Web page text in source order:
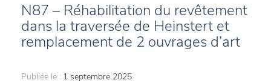
N87 – Réhabilitation du revêtement
dans la traversée de Heinstert et
remplacement de 2 ouvrages d’art
Publiée le : 1 septembre 2025